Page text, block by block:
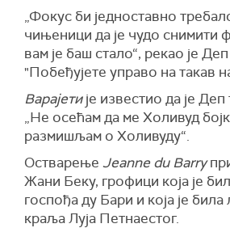
„Фокус би једноставно
чињеници да је чудо снимити
вам је баш стало“, рекао је
"Побеђујете управо на такав
Варајетије известио да је
„Не осећам да ме Холивуд
размишљам о Холивуду“.
Остварење Jeanne du Barry
Жани Беку, грофици која је
госпођа ду Бари и која је
краља Луја Петнаестог.